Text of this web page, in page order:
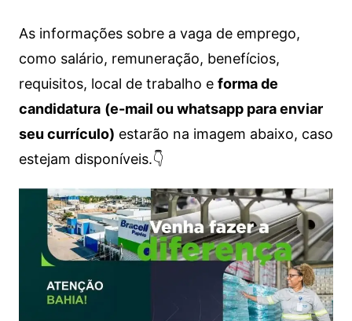
As informações sobre a vaga de emprego,
como salário, remuneração, benefícios,
requisitos, local de trabalho e forma de
candidatura (e-mail ou whatsapp para enviar
seu currículo) estarão na imagem abaixo, caso
estejam disponíveis.👇